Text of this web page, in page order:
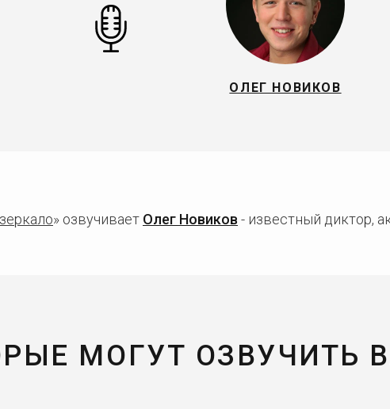
ОЛЕГ НОВИКОВ
» озвучивает Олег Новиков - известный диктор,
МОГУТ ОЗВУЧИТЬ